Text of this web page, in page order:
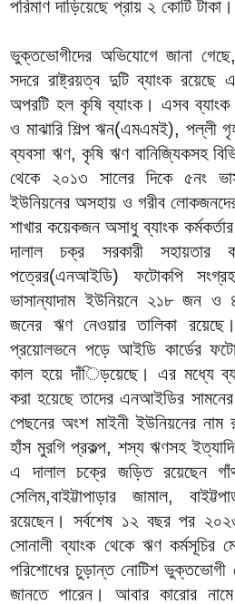
পরিমাণ দাড়িয়েছে প্রায় ২ কোটি টাকা।
ভুক্তভোগীদের অভিযোগে জানা
সদরে রাষ্ট্রয়ত্ব দুটি ব্যাংক
অপরটি হল কৃষি ব্যাংক। এসব ব্যাংক
ও মাঝারি শিল্প ঋন(এমএমই), পল্লী
ব্যবসা ঋণ, কৃষি ঋণ বানিজ্যিকসহ
থেকে ২০১৩ সালের দিকে ৫নং
ইউনিয়নের অসহায় ও গরীব
শাখার কয়েকজন অসাধু ব্যাংক
দালাল চক্র সরকারী সহায়তার
পত্রের(এনআইডি) ফটোকপি
ভাসান্যাদাম ইউনিয়নে ২১৮ জন ও
জনের ঋণ নেওয়ার তালিকা
প্রয়োলভনে পড়ে আইডি কার্ডের
কাল হয়ে দাঁিড়য়েছে। এর মধ্যে
করা হয়েছে তাদের এনআইডির
পেছনের অংশ মাইনী ইউনিয়নের নাম
হাঁস মুরগি প্রকল্প, শস্য ঋণসহ
এ দালাল চক্রে জড়িত রয়েছেন
সেলিম,বাইট্টাপাড়ার জামাল,
রয়েছেন। সর্বশেষ ১২ বছর পর
সোনালী ব্যাংক থেকে ঋণ কর্মসূচির
পরিশোধের চুড়ান্ত নোটিশ ভুক্তভোগী
জানতে পারেন। আবার কারোর